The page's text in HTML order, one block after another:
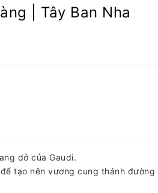
| Tây Ban Nha
dở của Gaudi.
tạo nên vương cung thánh đường